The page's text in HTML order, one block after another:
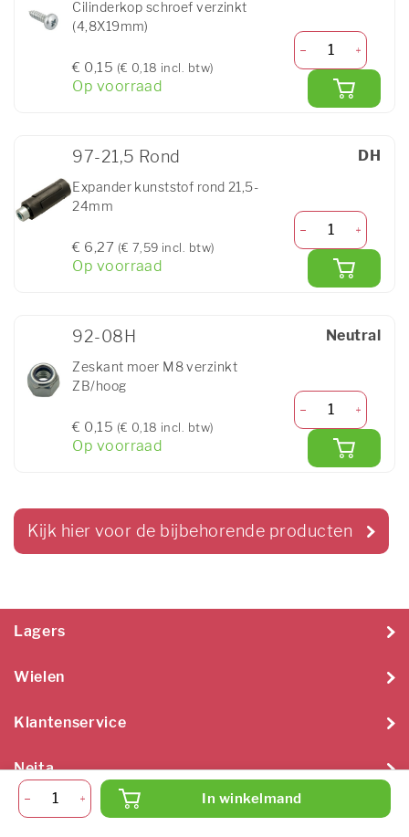
Cilinderkop schroef verzinkt
(4,8X19mm)
€ 0,15 (€ 0,18 incl. btw)
Op voorraad
DH
97-21,5 Rond
Expander kunststof rond 21,5-
24mm
€ 6,27 (€ 7,59 incl. btw)
Op voorraad
Neutral
92-08H
Zeskant moer M8 verzinkt
ZB/hoog
€ 0,15 (€ 0,18 incl. btw)
Op voorraad
Kijk hier voor de bijbehorende producten
In winkelmand
Lagers
Wielen
Klantenservice
Neita
Neita Techniek B.V. 2026